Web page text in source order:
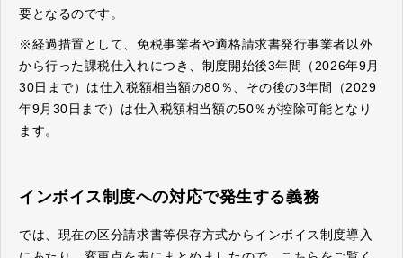
要となるのです。
※経過措置として、免税事業者や適格請求書発行事業者以外
から行った課税仕入れにつき、制度開始後3年間（2026年9月
30日まで）は仕入税額相当額の80％、その後の3年間（2029
年9月30日まで）は仕入税額相当額の50％が控除可能となり
ます。
インボイス制度への対応で発生する義務
では、現在の区分請求書等保存方式からインボイス制度導入